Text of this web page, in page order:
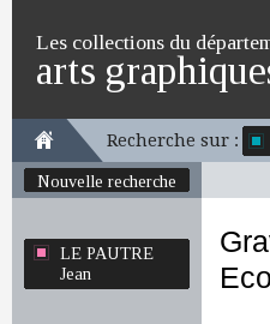
Les collections du
arts
Recherche sur :
Nouvelle recherche
LE PAUTRE
Jean